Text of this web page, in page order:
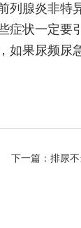
列腺炎非特
症状一定要
如果尿频尿
下一篇： 排尿